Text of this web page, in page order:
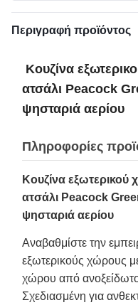
Περιγραφή προϊόντος
Κουζίνα
ατσάλι Peacock
ψησταριά αερίου
Πληροφορίες
Κουζίνα
ατσάλι Peacock
ψησταριά αερίου
Αναβαθμίστε την
εξωτερικούς χώρους
χώρου από
Σχεδιασμένη για